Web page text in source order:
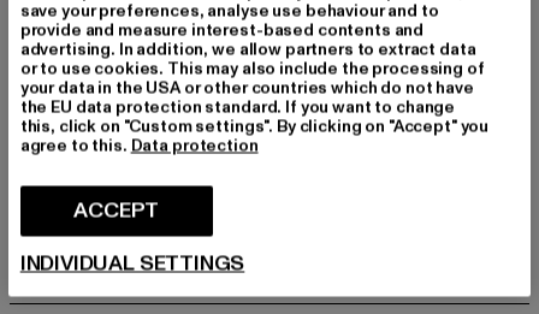
GRÖSSE & PASSFORM
PFLEGEHINWEISE
LIEFERUNG & RÜCKGABE
save your preferences, analyse use behaviour and to
provide and measure interest-based contents and
advertising. In addition, we allow partners to extract data
or to use cookies. This may also include the processing of
your data in the USA or other countries which do not have
the EU data protection standard. If you want to change
this, click on "Custom settings". By clicking on "Accept" you
agree to this. Data protection
ACCEPT
INDIVIDUAL SETTINGS